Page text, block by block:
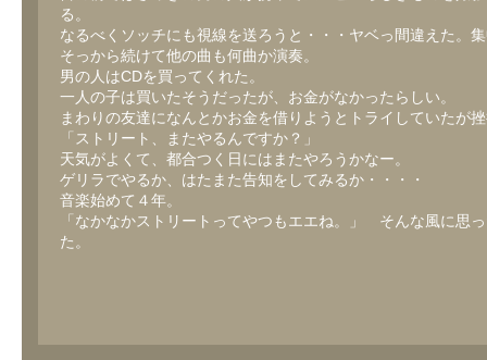
る。
なるべくソッチにも視線を送ろうと・・・ヤベっ間違えた。
そっから続けて他の曲も何曲か演奏。
男の人はCDを買ってくれた。
一人の子は買いたそうだったが、お金がなかったらしい。
まわりの友達になんとかお金を借りようとトライしていたが
「ストリート、またやるんですか？」
天気がよくて、都合つく日にはまたやろうかなー。
ゲリラでやるか、はたまた告知をしてみるか・・・・
音楽始めて４年。
「なかなかストリートってやつもエエね。」 そんな風に思
た。